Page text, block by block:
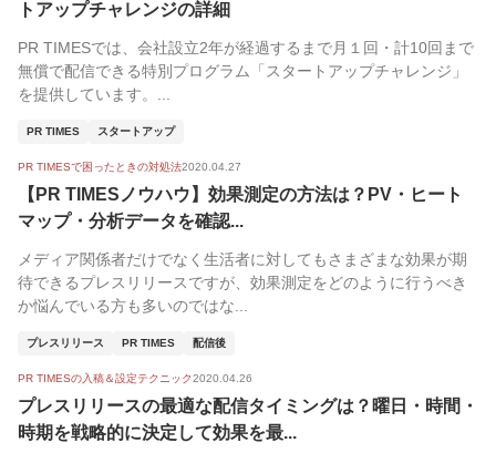
トアップチャレンジの詳細
PR TIMESでは、会社設立2年が経過するまで月１回・計10回まで
無償で配信できる特別プログラム「スタートアップチャレンジ」
を提供しています。...
PR TIMES スタートアップ
PR TIMESで困ったときの対処法2020.04.27
【PR TIMESノウハウ】効果測定の方法は？PV・ヒート
マップ・分析データを確認...
メディア関係者だけでなく生活者に対してもさまざまな効果が期
待できるプレスリリースですが、効果測定をどのように行うべき
か悩んでいる方も多いのではな...
プレスリリース PR TIMES 配信後
PR TIMESの入稿＆設定テクニック2020.04.26
プレスリリースの最適な配信タイミングは？曜日・時間・
時期を戦略的に決定して効果を最...